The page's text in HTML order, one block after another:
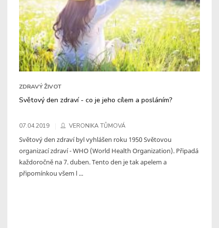
ZDRAVÝ ŽIVOT
Světový den zdraví - co je jeho cílem a posláním?
07.04.2019 VERONIKA TŮMOVÁ
Světový den zdraví byl vyhlášen roku 1950 Světovou
organizací zdraví - WHO (World Health Organization). Připadá
každoročně na 7. duben. Tento den je tak apelem a
připomínkou všem l ...